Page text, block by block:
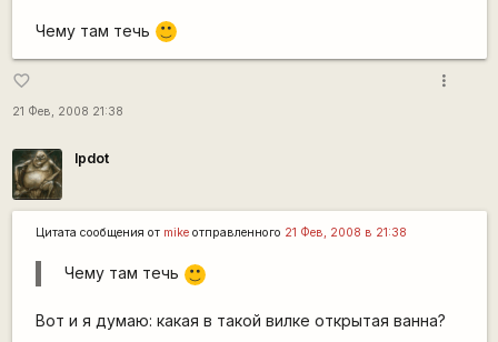
Чему там течь :)
favorite_border
21 Фев, 2008 21:38
more_vert
lpdot
Цитата сообщения от mikeотправленного 21 Фев, 2008 в 21:38
Чему там течь :)
Вот и я думаю: какая в такой вилке открытая ванна?